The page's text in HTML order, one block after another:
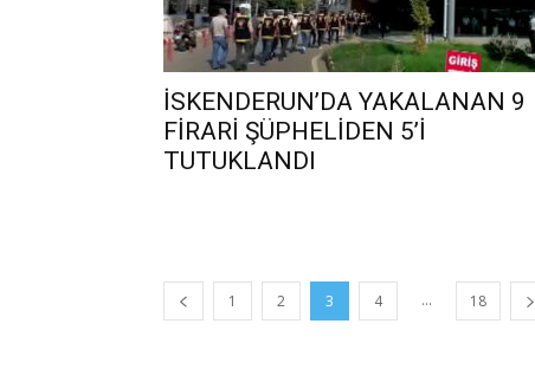
İSKENDERUN’DA YAKALANAN 9
FİRARİ ŞÜPHELİDEN 5’İ
TUTUKLANDI
1 2 3 4 ... 18